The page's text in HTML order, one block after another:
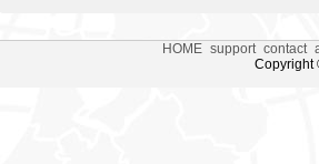
HOME support contact
Copyright